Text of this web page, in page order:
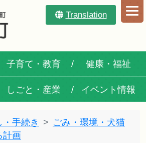
Translation
子育て・教育 健康・福祉
しごと・産業 イベント情報
・手続き
ごみ・環境・犬猫
計画